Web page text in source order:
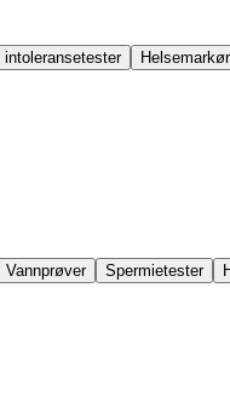
intoleransetester
Vannprøver Spermietester